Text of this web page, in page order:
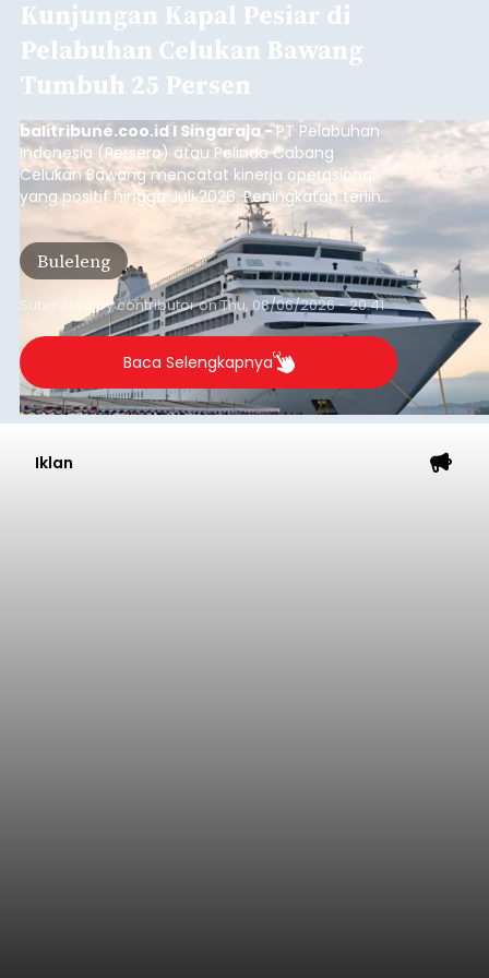
Kunjungan Kapal Pesiar di
Pelabuhan Celukan Bawang
Tumbuh 25 Persen
balitribune.coo.id I Singaraja -PT Pelabuhan
Indonesia (Persero) atau Pelindo Cabang
Celukan Bawang mencatat kinerja operasional
yang positif hingga Juli 2026. Peningkatan terlihat
dari arus kapal yang mencapai 1,48 juta Gross
Tonnage (GT), atau tumbuh 12,4 persen
dibandingkan periode yang sama tahun lalu
yang tercatat sebesar 1,32 juta GT.
Buleleng
Submitted bycontributoronThu, 08/06/2026 - 20:41
Baca Selengkapnya
Iklan